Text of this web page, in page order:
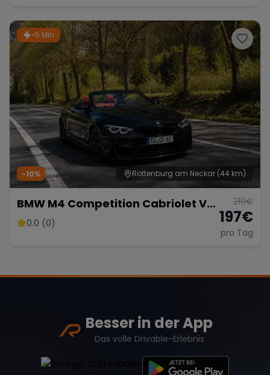
~5 Min
Rottenburg am Neckar (44 km)
-10%
BMW M4 Competition Cabriolet Vor
Opf!!!
0.0 (0)
219€
197€
pro Tag
Besser in der App
Das volle Drivable-Erlebnis